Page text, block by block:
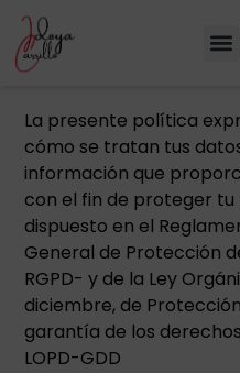
La presente política
cómo se tratan tus
información que
con el fin de proteger
dispuesto en el
General de Protección
RGPD- y de la Ley
diciembre, de
garantía de los
LOPD-GDD